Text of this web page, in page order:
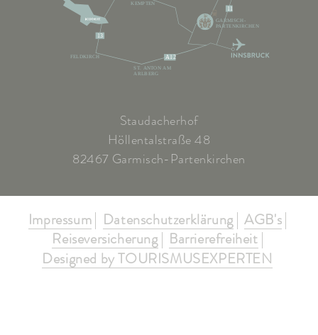
11
A12
13
KEMPTEN
ST. ANTON AM
ARLBERG
FELDKIRCH
GARMISCH-
PARTENKIRCHEN
Staudacherhof
Höllentalstraße 48
82467 Garmisch-Partenkirchen
Impressum Datenschutzerklärung
AGB's
Reiseversicherung
Barrierefreiheit
Designed by TOURISMUSEXPERTEN